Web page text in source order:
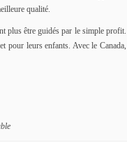
qualité.
plus être guidés par le simple profit.
pour leurs enfants. Avec le Canada,